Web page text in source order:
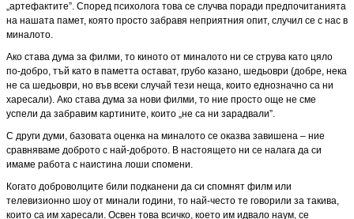
„артефактите”. Според психолога това се случва поради предпочитанията
на нашата памет, която просто забравя неприятния опит, случил се с нас в
миналото.
Ако става дума за филми, то киното от миналото ни се струва като цяло
по-добро, тъй като в паметта остават, грубо казано, шедьоври (добре, нека
не са шедьоври, но във всеки случай тези неща, които еднозначно са ни
харесали). Ако става дума за нови филми, то ние просто още не сме
успели да забравим картините, които „не са ни зарадвали”.
С други думи, базовата оценка на миналото се оказва завишена – ние
сравняваме доброто с най-доброто. В настоящето ни се налага да си
имаме работа с наистина лоши спомени.
Когато доброволците били подканени да си спомнят филм или
телевизионно шоу от минали години, то най-често те говорили за такива,
които са им харесали. Освен това всичко, което им идвало наум, се